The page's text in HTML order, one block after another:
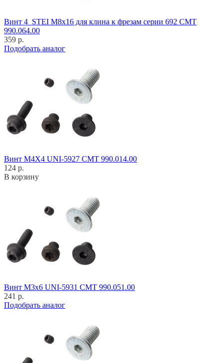
Винт 4_STEI M8x16 для клина к фрезам серии 692 CMT
990.064.00
359 р.
Подобрать аналог
Винт M4X4 UNI-5927 CMT 990.014.00
124 р.
В корзину
Винт M3x6 UNI-5931 CMT 990.051.00
241 р.
Подобрать аналог